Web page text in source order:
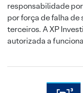
responsabilidade
por força de falha
terceiros. A XP
autorizada a